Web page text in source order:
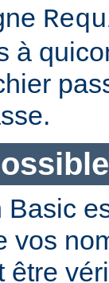
à
Basic
vos
être